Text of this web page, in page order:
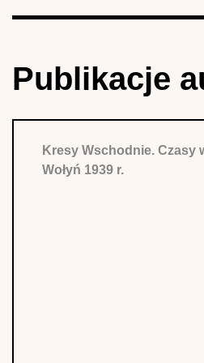
Publikacje
Kresy Wschodnie. Czasy
Wołyń 1939 r.